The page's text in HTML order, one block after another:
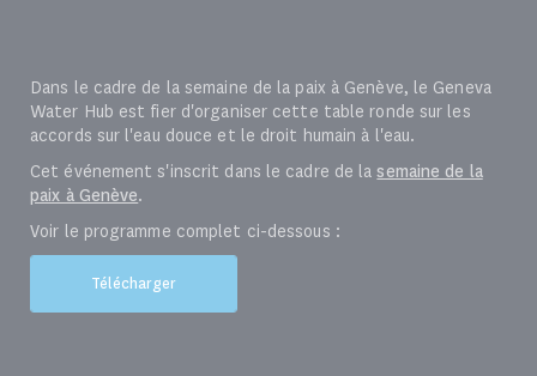
Dans le cadre de la semaine de la paix à Genève, le Geneva
Water Hub est fier d'organiser cette table ronde sur les
accords sur l'eau douce et le droit humain à l'eau.
Cet événement s'inscrit dans le cadre de lasemaine de la
paix à Genève.
Voir le programme complet ci-dessous :
Télécharger